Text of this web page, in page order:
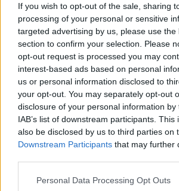
If you wish to opt-out of the sale, sharing
processing of your personal or sensitive
targeted advertising by us, please use the
section to confirm your selection. Please
opt-out request is processed you may
interest-based ads based on personal
us or personal information disclosed to
your opt-out. You may separately opt-out
disclosure of your personal information
IAB’s list of downstream participants.
also be disclosed by us to third parties on
Downstream Participants that may further
Please note that this website/app uses
Personal Data Processing Opt Outs
Αναφερόμενος στονΕΚΚΟΜΕΔ
φορέα για τον κινηματογράφο
οπτικοακουστικά, τόνισε
βρίσκει τον βηματισμό του και
λειτουργεί σύμφωνα με τους
τις επιδιώξεις όλων».
Ο κ. Φωτήλας υπογράμμισε
έχουν πραγματοποιηθεί
70 εκατομμυρίων ευρώ», ενώ
προγράμματα που αφορούν
κινηματογραφική κοινότητα, «